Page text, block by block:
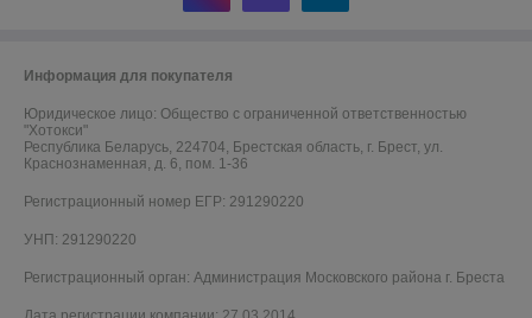
Информация для покупателя
Юридическое лицо: Общество с ограниченной ответственностью
"Хотокси"
Республика Беларусь, 224704, Брестская область, г. Брест, ул.
Краснознаменная, д. 6, пом. 1-36
Регистрационный номер ЕГР: 291290220
УНП: 291290220
Регистрационный орган: Администрация Московского района г. Бреста